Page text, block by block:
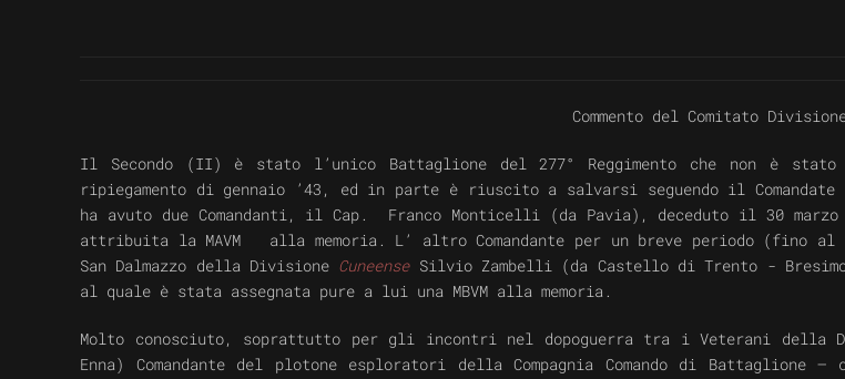
Commento del Comitato
Il Secondo (II) è stato l’unico Battaglione del 277° Reggimento che non è
ripiegamento di gennaio ’43, ed in parte è riuscito a salvarsi seguendo il
ha avuto due Comandanti, il Cap. Franco Monticelli (da Pavia), deceduto il 30
attribuita la MAVM
alla memoria. L’ altro Comandante per un breve periodo (fino
San Dalmazzo della Divisione CuneenseSilvio Zambelli (da Castello di Trento -
al quale è stata assegnata pure a lui una MBVM alla memoria.
Molto conosciuto, soprattutto per gli incontri nel dopoguerra tra i Veterani della
Enna)
Comandante del plotone esploratori della Compagnia Comando di Battaglione –